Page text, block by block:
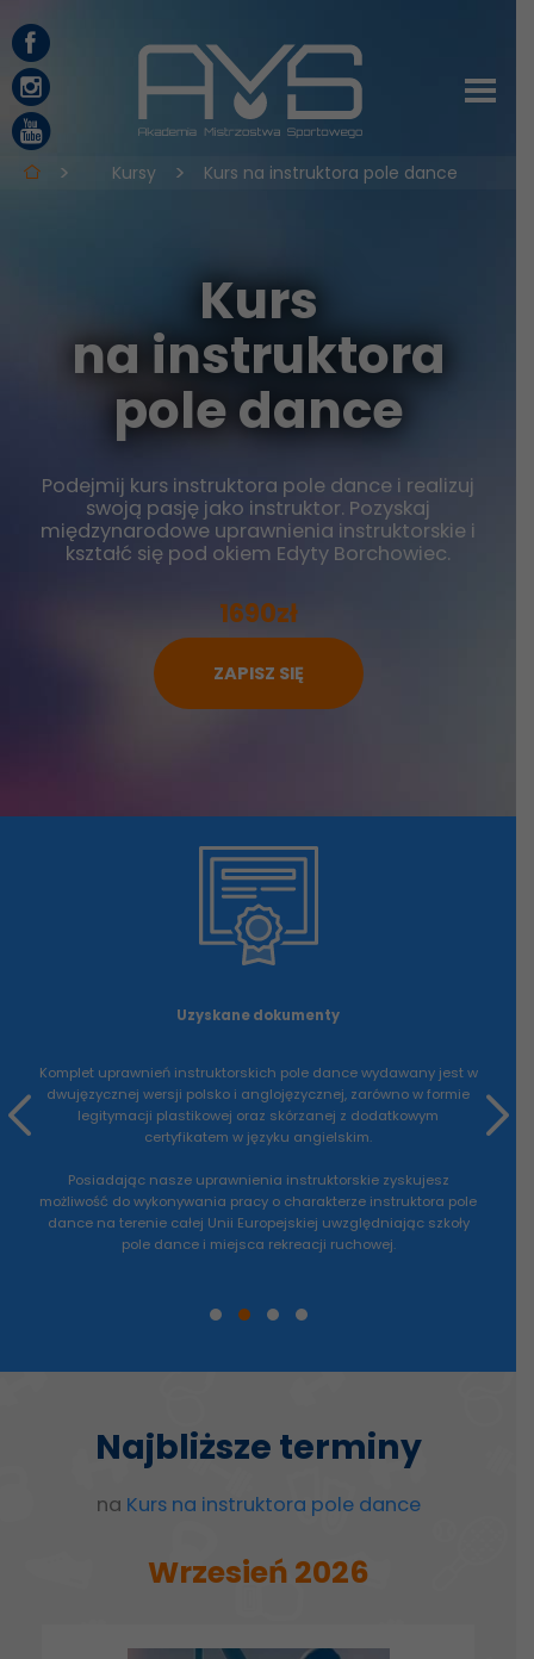
Kursy Kurs na instruktora pole dance
Kurs
na instruktora
pole dance
Podejmij kurs instruktora pole dance i realizuj
swoją pasję jako instruktor. Pozyskaj
międzynarodowe uprawnienia instruktorskie i
kształć się pod okiem Edyty Borchowiec.
1690zł
ZAPISZ SIĘ
Uzyskane dokumenty
Komplet uprawnień instruktorskich pole dance wydawany jest w
dwujęzycznej wersji polsko i anglojęzycznej, zarówno w formie
legitymacji plastikowej oraz skórzanej z dodatkowym
certyfikatem w języku angielskim.
Posiadając nasze uprawnienia instruktorskie zyskujesz
możliwość do wykonywania pracy o charakterze instruktora pole
dance na terenie całej Unii Europejskiej uwzględniając szkoły
pole dance i miejsca rekreacji ruchowej.
Najbliższe terminy
na Kurs na instruktora pole dance
Wrzesień 2026